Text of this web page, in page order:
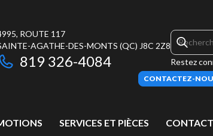
ROUTE 117
AGATHE-DES-MONTS (QC) J8C 2Z8
819 326-4084 Restez
CONTACTEZ-
SERVICES ET PIÈCES